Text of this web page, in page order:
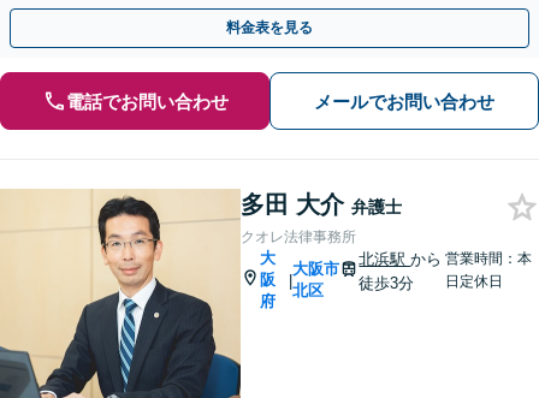
す。後遺障害の等級認定の手続きなどもお任せください。
料金表を見る
電話でお問い合わせ メールでお問い合わせ
多田 大介 弁護士
クオレ法律事務所
大
阪
府
|
大阪市
北区
北浜駅から
徒歩3分
営業時間：本
日定休日